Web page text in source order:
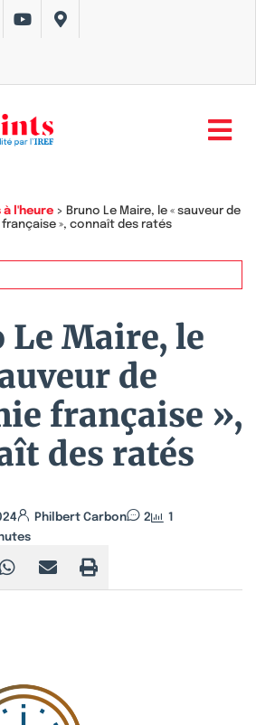
à l'heure> Bruno Le Maire, le « sauveur de
française », connaît des ratés
Le Maire, le
de
française »,
des ratés
Philbert Carbon 2
1